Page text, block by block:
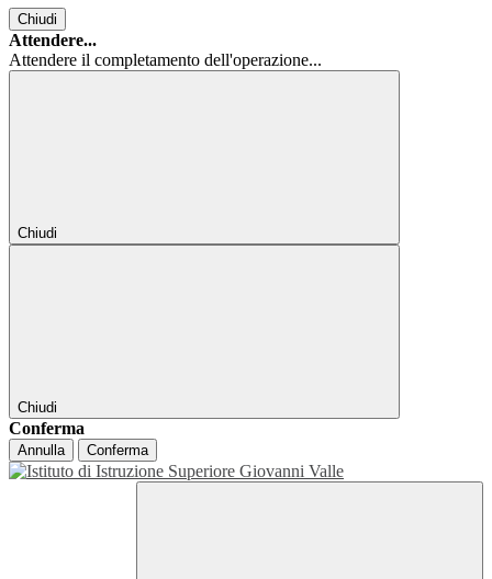
Chiudi
Attendere...
Attendere il completamento dell'operazione...
Chiudi
Chiudi
Conferma
Annulla Conferma